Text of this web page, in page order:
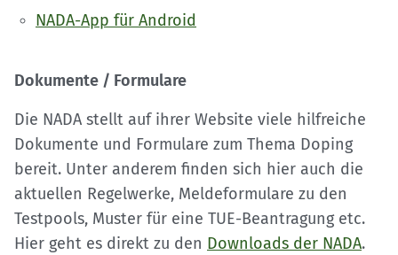
NADA-App für Android
Dokumente / Formulare
Die NADA stellt auf ihrer Website viele hilfreiche
Dokumente und Formulare zum Thema Doping
bereit. Unter anderem finden sich hier auch die
aktuellen Regelwerke, Meldeformulare zu den
Testpools, Muster für eine TUE-Beantragung etc.
Hier geht es direkt zu den Downloads der NADA.